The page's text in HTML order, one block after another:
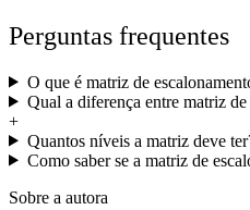
Perguntas frequentes
O que é matriz de
Qual a diferença entre matriz
+
Quantos níveis a matriz deve
Como saber se a matriz de
Sobre a autora